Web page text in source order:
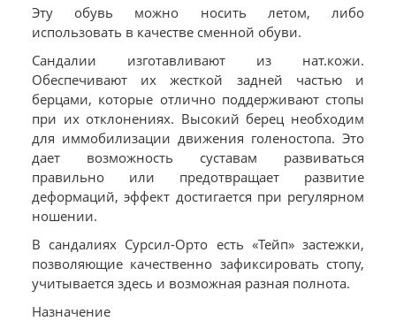
Эту обувь можно носить летом, либо
использовать в качестве сменной обуви.
Сандалии изготавливают из нат.кожи.
Обеспечивают их жесткой задней частью и
берцами, которые отлично поддерживают стопы
при их отклонениях. Высокий берец необходим
для иммобилизации движения голеностопа. Это
дает возможность суставам развиваться
правильно или предотвращает развитие
деформаций, эффект достигается при регулярном
ношении.
В сандалиях Сурсил-Орто есть «Тейп» застежки,
позволяющие качественно зафиксировать стопу,
учитывается здесь и возможная разная полнота.
Назначение